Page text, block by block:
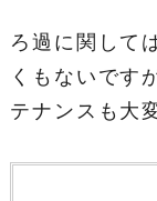
ろ過に関して
くもないです
テナンスも大